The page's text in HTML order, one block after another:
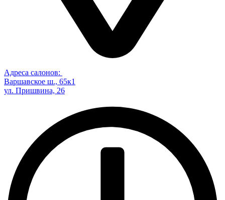
Адреса салонов:
Варшавское ш., 65к1
ул. Пришвина, 26